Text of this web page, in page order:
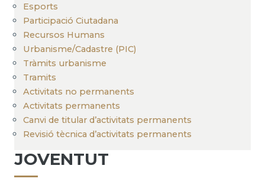
Esports
Participació Ciutadana
Recursos Humans
Urbanisme/Cadastre (PIC)
Tràmits urbanisme
Tramits
Activitats no permanents
Activitats permanents
Canvi de titular d’activitats permanents
Revisió tècnica d’activitats permanents
JOVENTUT